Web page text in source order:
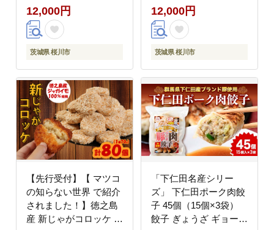
ない世界 [EE006sa]
12,000円
茨城県 桜川市
ッグフード わんちゃん
わんこ ペット ペットフ
ード マツコの知らない
世界 [EE019sa]
12,000円
茨城県 桜川市
【先行受付】【 マツコ
の知らない世界 で紹介
されました！】徳之島
産 新じゃがコロッケ 計
「下仁田名産シリー
ズ」 下仁田ポーク肉餃
子 45個（15個×3袋）
餃子 ぎょうざ ギョーザ